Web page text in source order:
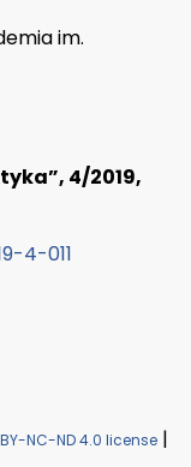
im.
4/2019,
4-011
NC-ND 4.0 license|